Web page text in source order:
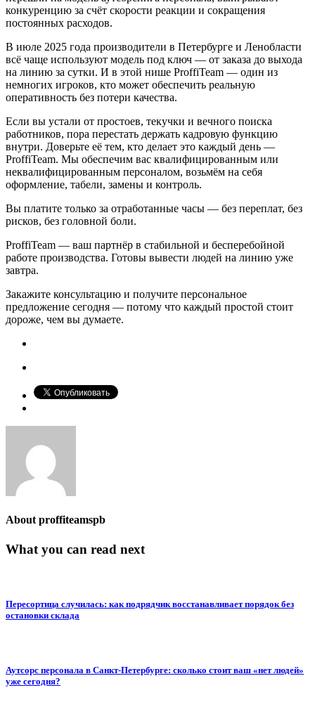
конкуренцию за счёт скорости реакции и сокращения
постоянных расходов.
В июле 2025 года производители в Петербурге и Ленобласти
всё чаще используют модель под ключ — от заказа до выхода
на линию за сутки. И в этой нише ProffiTeam — один из
немногих игроков, кто может обеспечить реальную
оперативность без потери качества.
Если вы устали от простоев, текучки и вечного поиска
работников, пора перестать держать кадровую функцию
внутри. Доверьте её тем, кто делает это каждый день —
ProffiTeam. Мы обеспечим вас квалифицированным или
неквалифицированным персоналом, возьмём на себя
оформление, табели, замены и контроль.
Вы платите только за отработанные часы — без переплат, без
рисков, без головной боли.
ProffiTeam — ваш партнёр в стабильной и бесперебойной
работе производства. Готовы вывести людей на линию уже
завтра.
Закажите консультацию и получите персональное
предложение сегодня — потому что каждый простой стоит
дороже, чем вы думаете.
Aboutproffiteamspb
What you can read next
Пересортица случилась: как подрядчик восстанавливает порядок без
остановки склада
Аутсорс персонала в Санкт-Петербурге: сколько стоит ваш «нет людей»
уже сегодня?